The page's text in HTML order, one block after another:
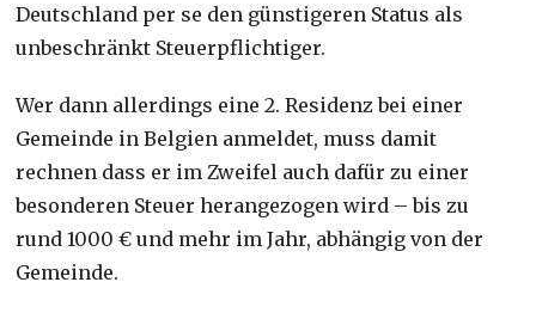
Deutschland per se den günstigeren Status als
unbeschränkt Steuerpflichtiger.
Wer dann allerdings eine 2. Residenz bei einer
Gemeinde in Belgien anmeldet, muss damit
rechnen dass er im Zweifel auch dafür zu einer
besonderen Steuer herangezogen wird – bis zu
rund 1000 € und mehr im Jahr, abhängig von der
Gemeinde.